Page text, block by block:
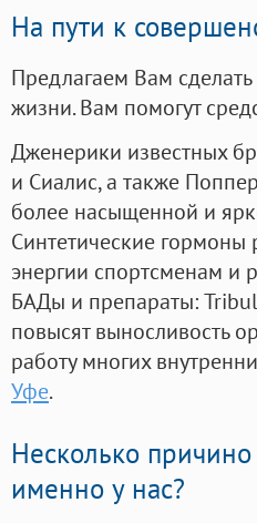
На пути к
Предлагаем Вам
жизни. Вам помогут
Дженерики известных
и Сиалис, а также
более насыщенной и
Синтетические гормоны
энергии спортсменам и
БАДы и препараты:
повысят выносливость
работу многих
Уфе.
Несколько
именно у нас?